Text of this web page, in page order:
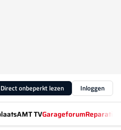
Direct onbeperkt lezen Inloggen
AMT TVGarageforum